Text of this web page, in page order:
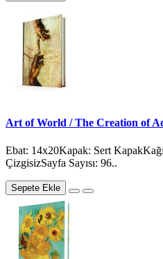
Art of World / The Creation of
Ebat: 14x20Kapak: Sert
ÇizgisizSayfa Sayısı: 96..
Sepete Ekle